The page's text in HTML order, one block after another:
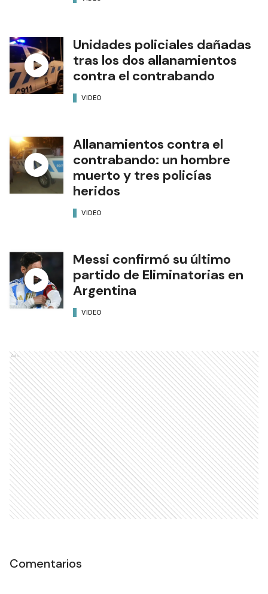
Unidades policiales dañadas
tras los dos allanamientos
contra el contrabando
VIDEO
Allanamientos contra el
contrabando: un hombre
muerto y tres policías
heridos
VIDEO
Messi confirmó su último
partido de Eliminatorias en
Argentina
VIDEO
Ads
Comentarios